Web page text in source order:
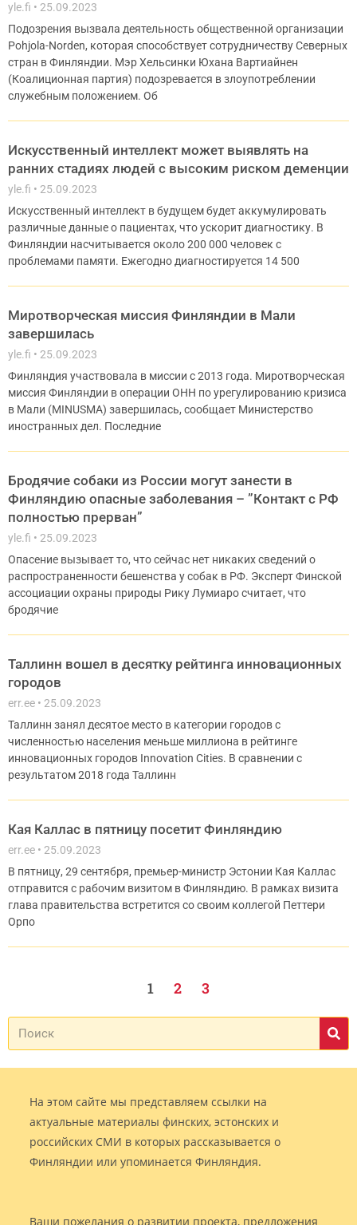
yle.fi
25.09.2023
Подозрения вызвала деятельность общественной организации
Pohjola-Norden, которая способствует сотрудничеству Северных
стран в Финляндии. Мэр Хельсинки Юхана Вартиайнен
(Коалиционная партия) подозревается в злоупотреблении
служебным положением. Об
Искусственный интеллект может выявлять на
ранних стадиях людей с высоким риском деменции
yle.fi
25.09.2023
Искусственный интеллект в будущем будет аккумулировать
различные данные о пациентах, что ускорит диагностику. В
Финляндии насчитывается около 200 000 человек с
проблемами памяти. Ежегодно диагностируется 14 500
Миротворческая миссия Финляндии в Мали
завершилась
yle.fi
25.09.2023
Финляндия участвовала в миссии с 2013 года. Миротворческая
миссия Финляндии в операции ОНН по урегулированию кризиса
в Мали (MINUSMA) завершилась, сообщает Министерство
иностранных дел. Последние
Бродячие собаки из России могут занести в
Финляндию опасные заболевания – ”Контакт с РФ
полностью прерван”
yle.fi
25.09.2023
Опасение вызывает то, что сейчас нет никаких сведений о
распространенности бешенства у собак в РФ. Эксперт Финской
ассоциации охраны природы Рику Лумиаро считает, что
бродячие
Таллинн вошел в десятку рейтинга инновационных
городов
err.ee
25.09.2023
Таллинн занял десятое место в категории городов с
численностью населения меньше миллиона в рейтинге
инновационных городов Innovation Cities. В сравнении с
результатом 2018 года Таллинн
Кая Каллас в пятницу посетит Финляндию
err.ee
25.09.2023
В пятницу, 29 сентября, премьер-министр Эстонии Кая Каллас
отправится с рабочим визитом в Финляндию. В рамках визита
глава правительства встретится со своим коллегой Петтери
Орпо
1 2 3
На этом сайте мы представляем ссылки на
актуальные материалы финских, эстонских и
российских СМИ в которых рассказывается о
Финляндии или упоминается Финляндия.
Ваши пожелания о развитии проекта, предложения